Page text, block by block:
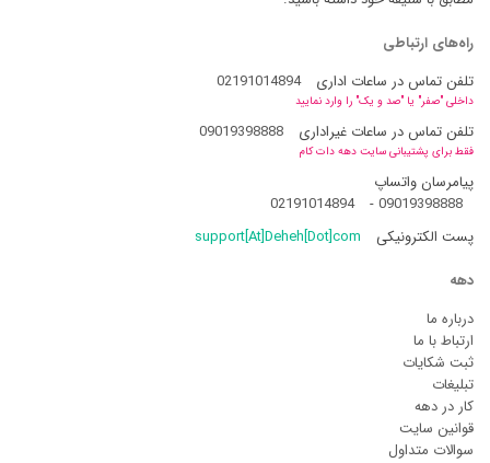
راه‌های ارتباطی
تلفن تماس در ساعات اداری
02191014894
داخلی "صفر" یا "صد و یک" را وارد نمایید
تلفن تماس در ساعات غیراداری 09019398888
فقط برای پشتیبانی سایت دهه دات کام
پیامرسان واتساپ
09019398888
-
02191014894
پست الکترونیکی
support[At]Deheh[Dot]com
دهه
درباره ما
ارتباط با ما
ثبت شکایات
تبلیغات
کار در دهه
قوانین سایت
سوالات متداول